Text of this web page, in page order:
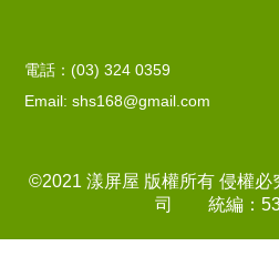
電話：(03) 324 0359
Email: shs168@gmail.com
©2021 漾屏屋 版權所有 侵權
司 統編：